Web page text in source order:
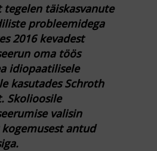
tegelen täiskasvanute
probleemidega
2016 kevadest
oma töös
idiopaatilisele
kasutades Schroth
Skolioosile
valisin
antud